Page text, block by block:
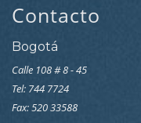
Contacto
Bogotá
Calle 108 # 8 - 45
Tel: 744 7724
Fax: 520 33588